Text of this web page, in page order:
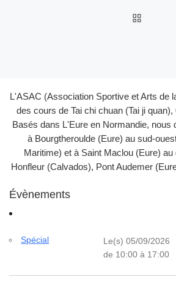
L'ASAC (Association Sportive et Arts de
des cours de Tai chi chuan (Tai ji
Basés dans L'Eure en Normandie, nous
à Bourgtheroulde (Eure) au sud-
Maritime) et à Saint Maclou (Eure) au
Honfleur (Calvados), Pont Audemer
Évènements
Spécial
Le(s) 05/09/2026
de 10:00 à 17:00